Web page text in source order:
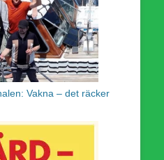
Vakna – det räcker